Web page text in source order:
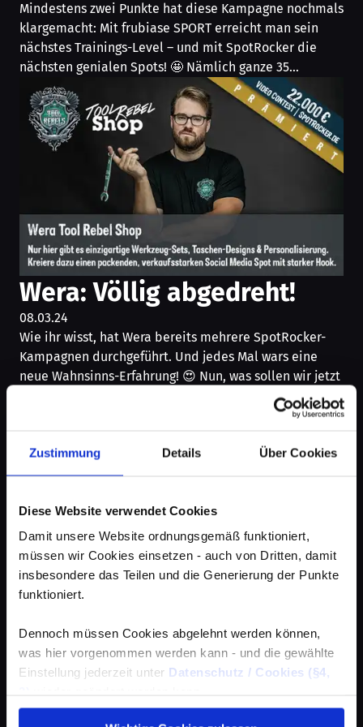
Zustimmung Details Über Cookies
Diese Website verwendet Cookies
Damit unsere Website ordnungsgemäß funktioniert,
müssen wir Cookies einsetzen - auch von Dritten, damit
insbesondere das Teilen und die Generierung der Punkte
funktioniert.
Dennoch müssen Cookies abgelehnt werden können,
was hier vorgenommen werden kann - und die gewählte
Einstellung jederzeit unter Datenschutz / Cookies (§4,
Mindestens zwei Punkte hat diese Kampagne nochmals
klargemacht: Mit frubiase SPORT erreicht man sein
nächstes Trainings-Level – und mit SpotRocker die
nächsten genialen Spots! 🤩 Nämlich ganze 35…
Wera: Völlig abgedreht!
08.03.24
Wie ihr wisst, hat Wera bereits mehrere SpotRocker-
Kampagnen durchgeführt. Und jedes Mal wars eine
neue Wahnsinns-Erfahrung! 😍 Nun, was sollen wir jetzt
sagen? Mit dieses Mal – Achtung – ganzen 67…
22.12.23
So war das Jahr 2023! Was hier abging, war nur noch
verrückt! 🤪 Super Contests 🤩 Super Spots 🥳 Super
aber ihr werdet noch mehr sehen…